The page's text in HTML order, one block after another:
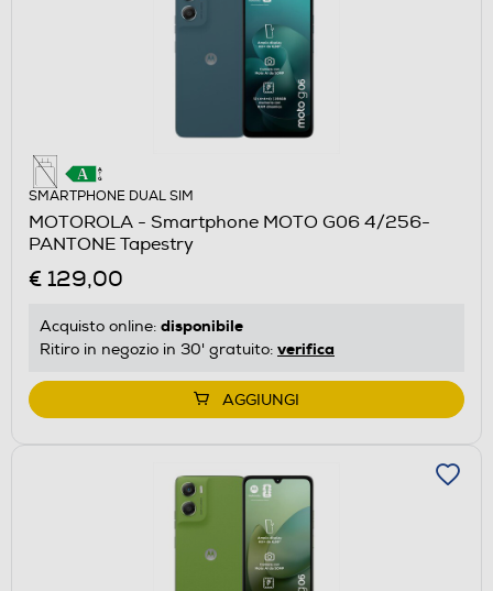
SMARTPHONE DUAL SIM
MOTOROLA - Smartphone MOTO G06 4/256-
PANTONE Tapestry
€ 129,00
Acquisto online: disponibile
Ritiro in negozio in 30' gratuito: verifica
AGGIUNGI